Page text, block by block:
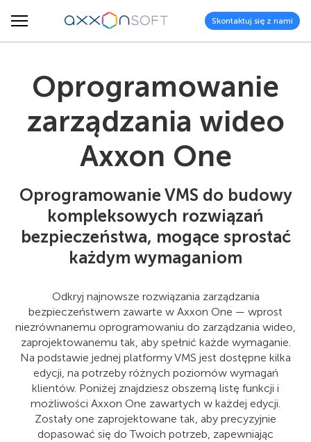
Skontaktuj się z nami
Oprogramowanie
zarządzania wideo
Axxon One
Oprogramowanie VMS do budowy
kompleksowych rozwiązań
bezpieczeństwa, mogące sprostać
każdym wymaganiom
Odkryj najnowsze rozwiązania zarządzania
bezpieczeństwem zawarte w Axxon One — wprost
niezrównanemu oprogramowaniu do zarządzania wideo,
zaprojektowanemu tak, aby spełnić każde wymaganie.
Na podstawie jednej platformy VMS jest dostępne kilka
edycji, na potrzeby różnych poziomów wymagań
klientów. Poniżej znajdziesz obszerną listę funkcji i
możliwości Axxon One zawartych w każdej edycji.
Zostały one zaprojektowane tak, aby precyzyjnie
dopasować się do Twoich potrzeb, zapewniając